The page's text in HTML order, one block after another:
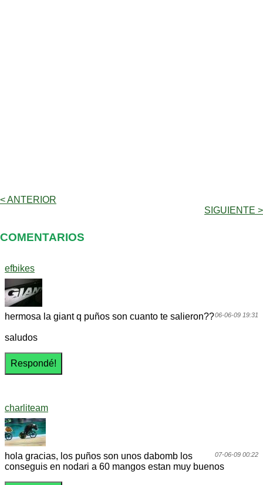
< ANTERIOR
SIGUIENTE >
COMENTARIOS
efbikes
06-06-09 19:31
hermosa la giant q puños son cuanto te salieron??
saludos
charliteam
07-06-09 00:22
hola gracias, los puños son unos dabomb los
conseguis en nodari a 60 mangos estan muy buenos